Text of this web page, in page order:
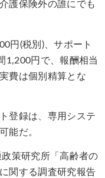
護保険外の誰にでも
円(税別)、サポート
1,200円で、報酬相当
費は個別精算とな
登録は、専用システ
能だ。
策研究所「高齢者の
関する調査研究報告